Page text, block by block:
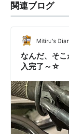
ルムは剥がれ
用で２０００
関連ブログ
Mitiru's
なんだ、そ
入完了～☆